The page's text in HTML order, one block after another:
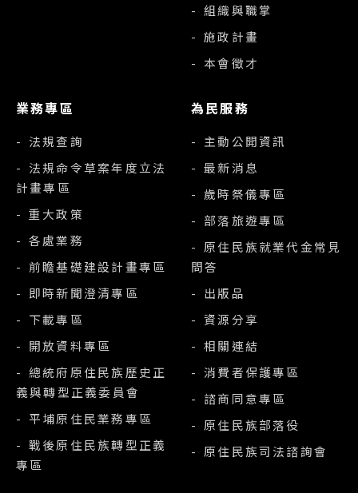
- 組織與職掌
- 施政計畫
- 本會徵才
業務專區
- 法規查詢
- 法規命令草案年度立法
計畫專區
- 重大政策
- 各處業務
- 前瞻基礎建設計畫專區
- 即時新聞澄清專區
- 下載專區
- 開放資料專區
- 總統府原住民族歷史正
義與轉型正義委員會
- 平埔原住民業務專區
- 戰後原住民族轉型正義
專區
為民服務
- 主動公開資訊
- 最新消息
- 歲時祭儀專區
- 部落旅遊專區
- 原住民族就業代金常見
問答
- 出版品
- 資源分享
- 相關連結
- 消費者保護專區
- 諮商同意專區
- 原住民族部落役
- 原住民族司法諮詢會